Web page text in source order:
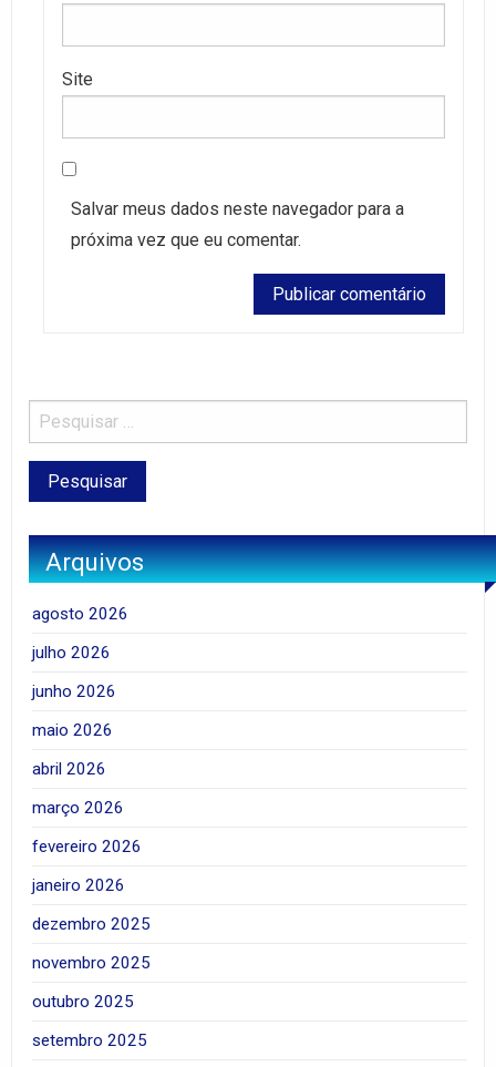
Site
Salvar meus dados neste navegador para a
próxima vez que eu comentar.
Arquivos
agosto 2026
julho 2026
junho 2026
maio 2026
abril 2026
março 2026
fevereiro 2026
janeiro 2026
dezembro 2025
novembro 2025
outubro 2025
setembro 2025